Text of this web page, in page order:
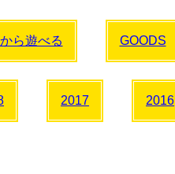
ら遊べる GOODS
2017 2016